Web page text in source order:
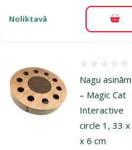
Noliktavā
Nagu
– Magic Cat
Interactive
circle 1, 33 x
x 6 cm